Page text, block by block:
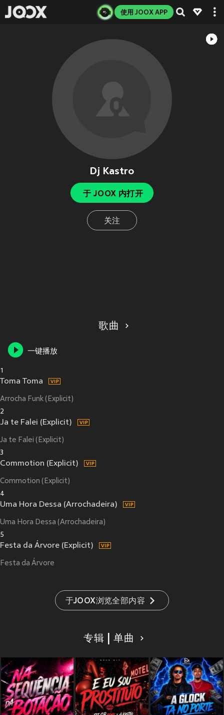
使用 JOOX APP
Dj Kastro
于 JOOX 内打开
关注
歌曲
一键播放
1
Toma Toma
Arrocha Funk (Explicit)
2
Ja te Falei (Explicit)
Ja te Falei (Explicit)
3
Commotion (Explicit)
Commotion (Explicit)
4
Uma Hora Dessa (Arrochadeira)
Uma Hora Dessa (Arrochadeira)
5
Festa da Árvore (Explicit)
Festa da Árvore
于JOOX浏览全部内容
专辑 | 单曲